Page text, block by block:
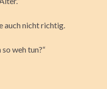
auch nicht richtig.
weh tun?“